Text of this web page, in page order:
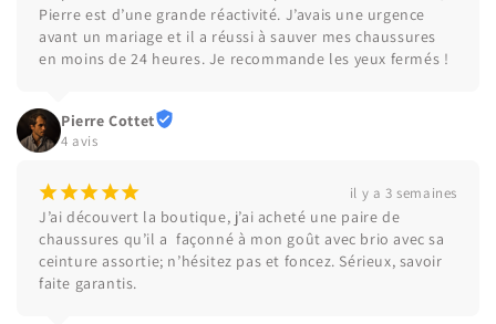
Pierre est d’une grande réactivité. J’avais une urgence
avant un mariage et il a réussi à sauver mes chaussures
en moins de 24 heures. Je recommande les yeux fermés !
Pierre Cottet
4 avis
¡¡¡¡¡ il y a 3 semaines
J’ai découvert la boutique, j’ai acheté une paire de
chaussures qu’il a  façonné à mon goût avec brio avec sa
ceinture assortie; n’hésitez pas et foncez. Sérieux, savoir
faite garantis.